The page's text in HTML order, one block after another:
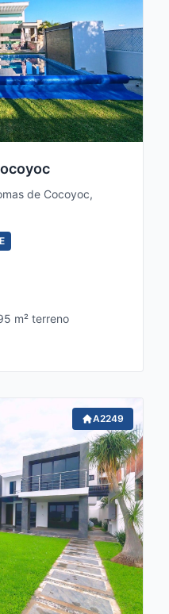
de Cocoyoc,
m² terreno
A2249